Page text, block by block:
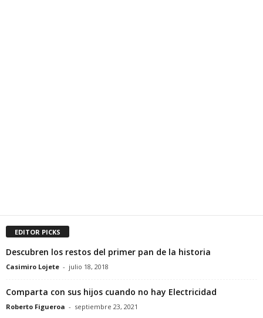
EDITOR PICKS
Descubren los restos del primer pan de la historia
Casimiro Lojete - julio 18, 2018
Comparta con sus hijos cuando no hay Electricidad
Roberto Figueroa - septiembre 23, 2021